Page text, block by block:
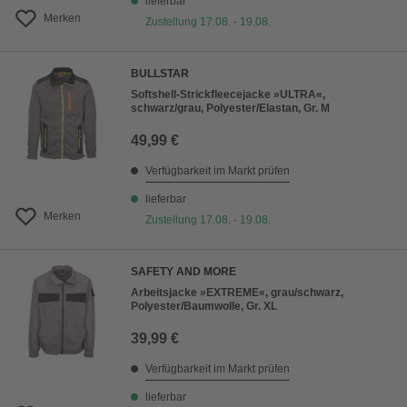
Merken
Zustellung 17.08. - 19.08.
Merken
BULLSTAR
Softshell-Strickfleecejacke »ULTRA«,
schwarz/grau, Polyester/Elastan, Gr. M
49,99 €
Verfügbarkeit im Markt prüfen
lieferbar
Zustellung 17.08. - 19.08.
SAFETY AND MORE
Arbeitsjacke »EXTREME«, grau/schwarz,
Polyester/Baumwolle, Gr. XL
39,99 €
Verfügbarkeit im Markt prüfen
lieferbar